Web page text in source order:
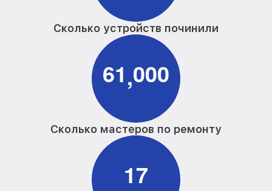
Сколько устройств починили
61,000
Сколько мастеров по ремонту
17